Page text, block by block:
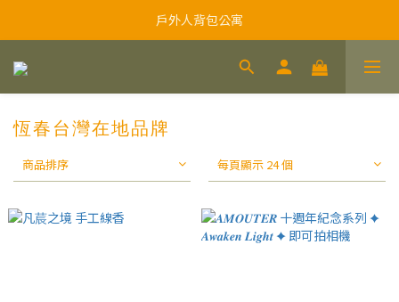
戶外人背包公寓
恆春台灣在地品牌
商品排序 每頁顯示 24 個